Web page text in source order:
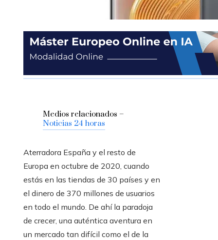
Medios relacionados –
Noticias 24 horas
Aterradora España y el resto de
Europa en octubre de 2020, cuando
estás en las tiendas de 30 países y en
el dinero de 370 millones de usuarios
en todo el mundo. De ahí la paradoja
de crecer, una auténtica aventura en
un mercado tan difícil como el de la